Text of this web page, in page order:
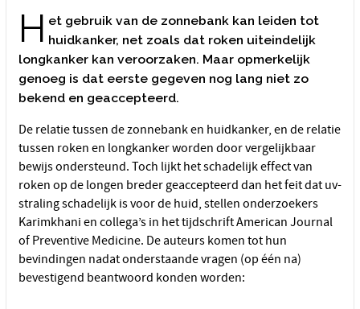
H et gebruik van de zonnebank kan leiden tot
huidkanker, net zoals dat roken uiteindelijk
longkanker kan veroorzaken. Maar opmerkelijk
genoeg is dat eerste gegeven nog lang niet zo
bekend en geaccepteerd.
De relatie tussen de zonnebank en huidkanker, en de relatie
tussen roken en longkanker worden door vergelijkbaar
bewijs ondersteund. Toch lijkt het schadelijk effect van
roken op de longen breder geaccepteerd dan het feit dat uv-
straling schadelijk is voor de huid, stellen onderzoekers
Karimkhani en collega’s in het tijdschrift American Journal
of Preventive Medicine. De auteurs komen tot hun
bevindingen nadat onderstaande vragen (op één na)
bevestigend beantwoord konden worden: